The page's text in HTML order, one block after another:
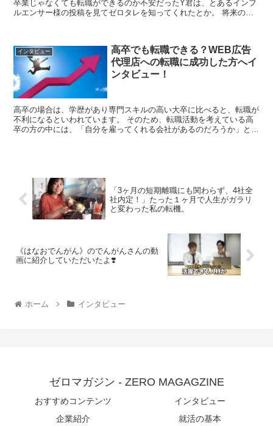
卒業じゃなくても転職ができるのか不安だったY君は、とあるインフ
ルエンサー様の投稿を見てゼロタレを知ってくれたとか。 将来の目
インタビュー
高卒でも転職できる？WEB広告
代理店への転職に成功した方へイ
ンタビュー！
高卒の場合は、学歴があり専門スキルの高い大卒に比べると、転職が
不利になるといわれています。 そのため、転職活動を考えている高
卒の方の中には、「自分を雇ってくれる会社があるのだろうか」とい
「3ヶ月の短期離職にも関わらず、4社全
社内定！」たった１ヶ月で人生がガラリ
と変わった私の転機。
《はなおでんがん》のでんがんさんの動
画に紹介していただいたよ❣️
ホーム インタビュー
ゼロマガジン - ZERO MAGAGZINE
おすすめコンテンツ
インタビュー
企業紹介
就活の基本